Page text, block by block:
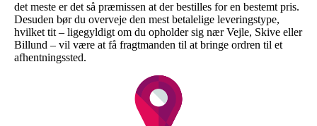
det meste er det så præmissen at der bestilles for en bestemt pris.
Desuden bør du overveje den mest betalelige leveringstype,
hvilket tit – ligegyldigt om du opholder sig nær Vejle, Skive eller
Billund – vil være at få fragtmanden til at bringe ordren til et
afhentningssted.